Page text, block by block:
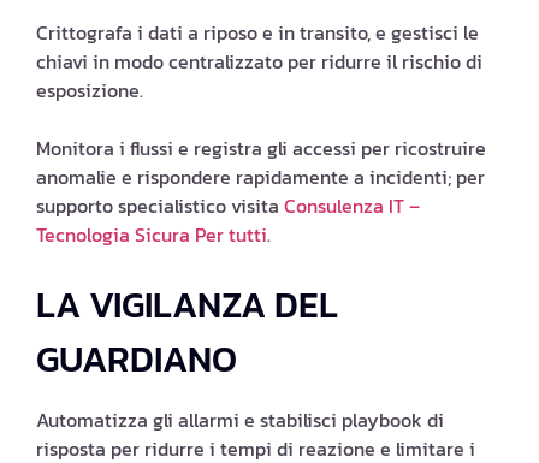
Crittografa i dati a riposo e in transito, e gestisci le
chiavi in modo centralizzato per ridurre il rischio di
esposizione.
Monitora i flussi e registra gli accessi per ricostruire
anomalie e rispondere rapidamente a incidenti; per
supporto specialistico visita Consulenza IT –
Tecnologia Sicura Per tutti.
LA VIGILANZA DEL
GUARDIANO
Automatizza gli allarmi e stabilisci playbook di
risposta per ridurre i tempi di reazione e limitare i